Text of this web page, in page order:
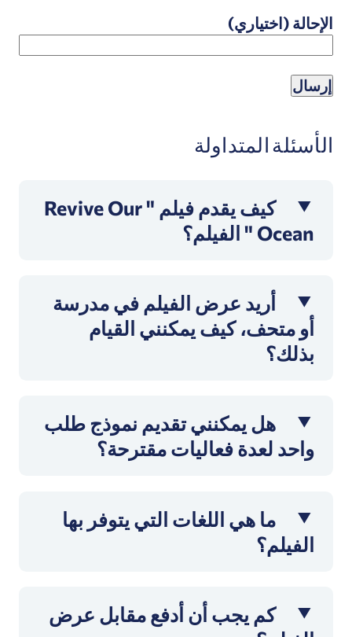
الإحالة (اختياري)
الأسئلة المتداولة
كيف يقدم فيلم " Revive Our
Ocean " الفيلم؟
أريد عرض الفيلم في مدرسة
أو متحف، كيف يمكنني القيام
بذلك؟
هل يمكنني تقديم نموذج طلب
واحد لعدة فعاليات مقترحة؟
ما هي اللغات التي يتوفر بها
الفيلم؟
كم يجب أن أدفع مقابل عرض